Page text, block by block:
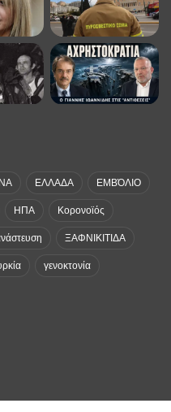
ΕΛΛΑΔΑ ΕΜΒΌΛΙΟ
ΗΠΑ Κορονοϊός
ΞΑΦΝΙΚΙΤΙΔΑ
γενοκτονία